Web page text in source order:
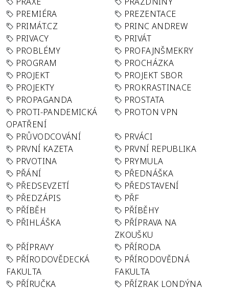
PREMIÉRA
PREZENTACE
PRIMÁT.CZ
PRINC ANDREW
PRIVACY
PRIVÁT
PROBLÉMY
PROFAJNŠMEKRY
PROGRAM
PROCHÁZKA
PROJEKT
PROJEKT SBOR
PROJEKTY
PROKRASTINACE
PROPAGANDA
PROSTATA
PROTI-PANDEMICKÁ
OPATŘENÍ
PROTON VPN
PRŮVODCOVÁNÍ
PRVÁCI
PRVNÍ KAZETA
PRVNÍ REPUBLIKA
PRVOTINA
PRYMULA
PŘÁNÍ
PŘEDNÁŠKA
PŘEDSEVZETÍ
PŘEDSTAVENÍ
PŘEDZÁPIS
PŘF
PŘÍBĚH
PŘÍBĚHY
PŘIHLÁŠKA
PŘÍPRAVA NA
ZKOUŠKU
PŘÍPRAVY
PŘÍRODA
PŘÍRODOVĚDECKÁ
FAKULTA
PŘÍRODOVĚDNÁ
FAKULTA
PŘÍRUČKA
PŘÍZRAK LONDÝNA